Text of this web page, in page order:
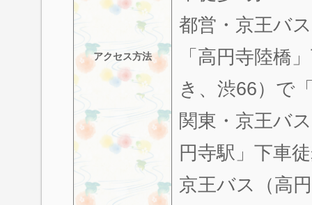
アクセス方法
都営・京王バ
「高円寺陸橋
き、渋66）で
関東・京王バ
円寺駅」下車
京王バス（高